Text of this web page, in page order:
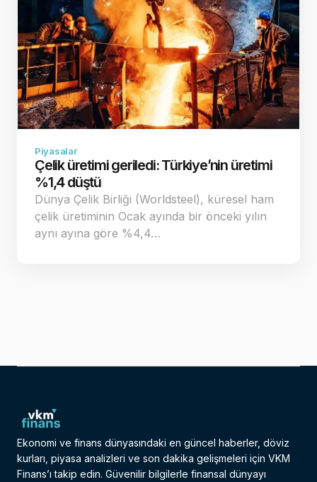
Piyasalar
Çelik üretimi geriledi: Türkiye’nin üretimi
%1,4 düştü
Dünya Çelik Birliği (Worldsteel), küresel ham
çelik üretiminin Ocak ayında bir önceki yılın
aynı ayına göre %4,4…
Ekonomi ve finans dünyasındaki en güncel haberler, döviz
kurları, piyasa analizleri ve son dakika gelişmeleri için VKM
Finans’ı takip edin. Güvenilir bilgilerle finansal dünyayı